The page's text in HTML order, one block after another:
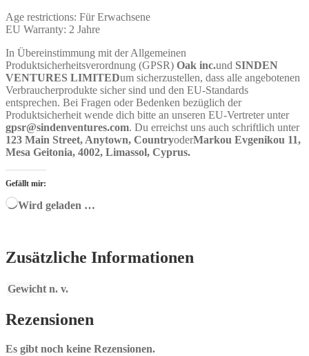
Age restrictions: Für Erwachsene
EU Warranty: 2 Jahre
In Übereinstimmung mit der Allgemeinen
Produktsicherheitsverordnung (GPSR) Oak inc.und SINDEN
VENTURES LIMITEDum sicherzustellen, dass alle angebotenen
Verbraucherprodukte sicher sind und den EU-Standards
entsprechen. Bei Fragen oder Bedenken bezüglich der
Produktsicherheit wende dich bitte an unseren EU-Vertreter unter
gpsr@sindenventures.com. Du erreichst uns auch schriftlich unter
123 Main Street, Anytown, CountryoderMarkou Evgenikou 11,
Mesa Geitonia, 4002, Limassol, Cyprus.
Gefällt mir:
Wird geladen …
Zusätzliche Informationen
Gewicht n. v.
Rezensionen
Es gibt noch keine Rezensionen.